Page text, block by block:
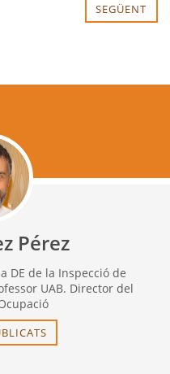
SEGÜENT
Pérez
DE de la Inspecció de
UAB. Director del